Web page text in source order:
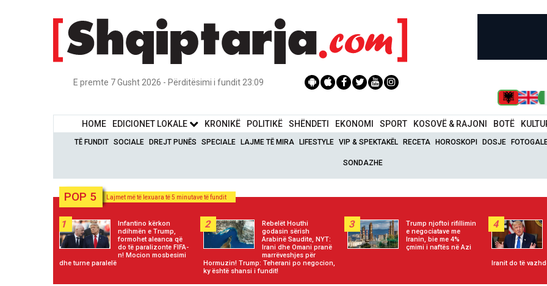
E premte 7 Gusht 2026 - Përditësimi i fundit 23:09
HOME EDICIONET LOKALE KRONIKË POLITIKË SHËNDETI EKONOMI SPORT KOSOVË & RAJONI BOTË
TË FUNDIT SOCIALE DREJT PUNËS SPECIALE LAJME TË MIRA LIFESTYLE VIP & SPEKTAKËL RECETA HOROSKOPI DOSJE
SONDAZHE
POP 5 Lajmet më të lexuara të 5 minutave të fundit
1
Infantino kërkon
ndihmën e Trump,
formohet aleanca që
do të paralizonte FIFA-
n! Mocion mosbesimi
dhe turne paralelë
2
Rebelët Houthi
godasin sërish
Arabinë Saudite, NYT:
Irani dhe Omani pranë
marrëveshjes për
Hormuzin! Trump: Teherani po negocion,
ky është shansi i fundit!
3
Trump njoftoi rifillimin
e negociatave me
Iranin, bie me 4%
çmimi i naftës në Azi
4
Iranit do të